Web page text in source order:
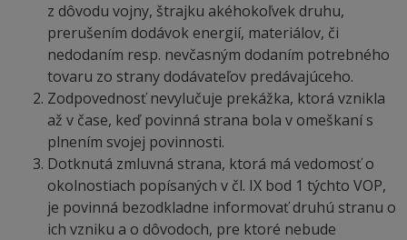
z dôvodu vojny, štrajku akéhokoľvek druhu,
prerušením dodávok energií, materiálov, či
nedodaním resp. nevčasným dodaním potrebného
tovaru zo strany dodávateľov predávajúceho.
Zodpovednosť nevylučuje prekážka, ktorá vznikla
až v čase, keď povinná strana bola v omeškaní s
plnením svojej povinnosti.
Dotknutá zmluvná strana, ktorá má vedomosť o
okolnostiach popísaných v čl. IX bod 1 týchto VOP,
je povinná bezodkladne informovať druhú stranu o
ich vzniku a o dôvodoch, pre ktoré nebude